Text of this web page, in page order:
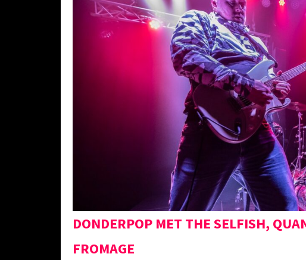
DONDERPOP MET THE SELFISH,
FROMAGE